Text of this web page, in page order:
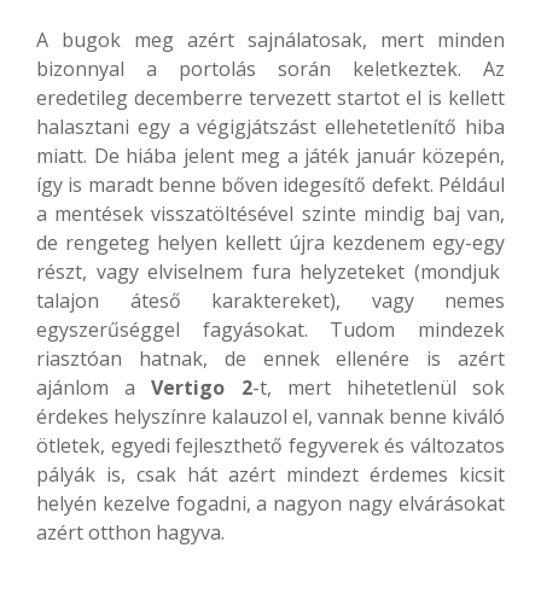
A bugok meg azért sajnálatosak, mert minden
bizonnyal a portolás során keletkeztek. Az
eredetileg decemberre tervezett startot el is kellett
halasztani egy a végigjátszást ellehetetlenítő hiba
miatt. De hiába jelent meg a játék január közepén,
így is maradt benne bőven idegesítő defekt. Például
a mentések visszatöltésével szinte mindig baj van,
de rengeteg helyen kellett újra kezdenem egy-egy
részt, vagy elviselnem fura helyzeteket (mondjuk
talajon áteső karaktereket), vagy nemes
egyszerűséggel fagyásokat. Tudom mindezek
riasztóan hatnak, de ennek ellenére is azért
ajánlom aVertigo 2-t, mert hihetetlenül sok
érdekes helyszínre kalauzol el, vannak benne kiváló
ötletek, egyedi fejleszthető fegyverek és változatos
pályák is, csak hát azért mindezt érdemes kicsit
helyén kezelve fogadni, a nagyon nagy elvárásokat
azért otthon hagyva.